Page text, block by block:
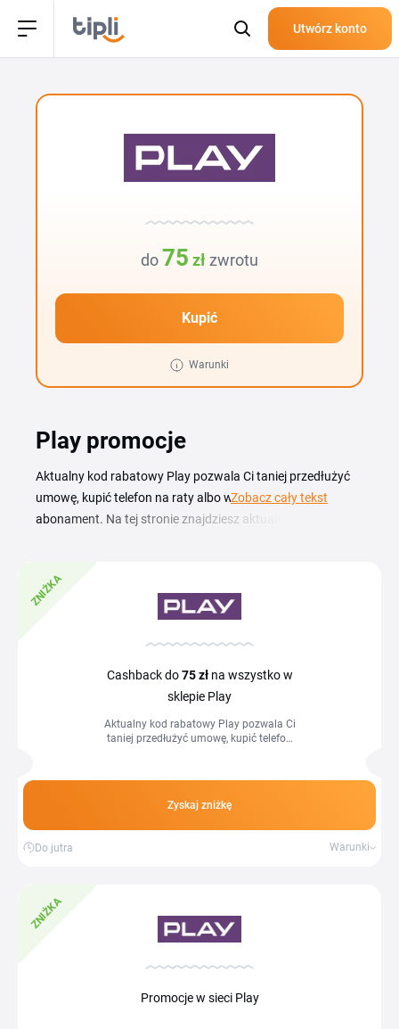
Utwórz konto
do75 zł zwrotu
Kupić
Warunki
Play promocje
Aktualny kod rabatowy Play pozwala Ci taniej przedłużyć
umowę, kupić telefon na raty albo wybrać nowy
abonament. Na tej stronie znajdziesz aktualne kupony
Sprawdzisz tu też kody promocyjne Play na ofertę dla
siebie, propozycje dla przedłużających umowę oraz bieżące
kuponów znajdziesz na tej stronie, wybierz ten, który pasuje
do Twojej sytuacji, i przejdź do sklepu, by sfinalizować
Zobacz cały tekst
ZNIŻKA
Cashback do75 złna wszystko w
sklepie Play
Aktualny kod rabatowy Play pozwala Ci
taniej przedłużyć umowę, kupić telefon
Zyskaj zniżkę
Do jutra Warunki
ZNIŻKA
Promocje w sieci Play